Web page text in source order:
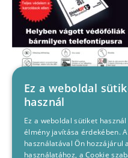
Ez a weboldal
használ
Ez a weboldal sütiket
élmény javítása érdekében.
használatával Ön hozzájárul
használatához, a Cookie